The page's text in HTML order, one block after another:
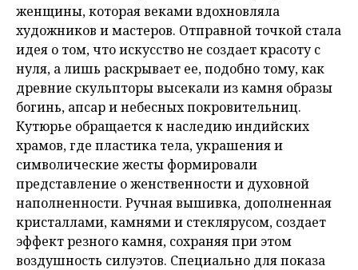
женщины, которая веками вдохновляла
художников и мастеров. Отправной точкой стала
идея о том, что искусство не создает красоту с
нуля, а лишь раскрывает ее, подобно тому, как
древние скульпторы высекали из камня образы
богинь, апсар и небесных покровительниц.
Кутюрье обращается к наследию индийских
храмов, где пластика тела, украшения и
символические жесты формировали
представление о женственности и духовной
наполненности. Ручная вышивка, дополненная
кристаллами, камнями и стеклярусом, создает
эффект резного камня, сохраняя при этом
воздушность силуэтов. Специально для показа